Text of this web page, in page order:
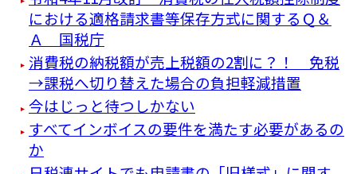
における適格請求書等保存方式に関するＱ＆
Ａ 国税庁
消費税の納税額が売上税額の2割に？！ 免税
→課税へ切り替えた場合の負担軽減措置
今はじっと待つしかない
すべてインボイスの要件を満たす必要があるの
か